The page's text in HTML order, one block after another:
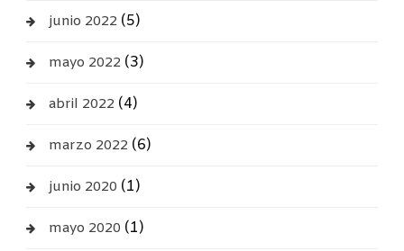
junio 2022 (5)
mayo 2022 (3)
abril 2022 (4)
marzo 2022 (6)
junio 2020 (1)
mayo 2020 (1)